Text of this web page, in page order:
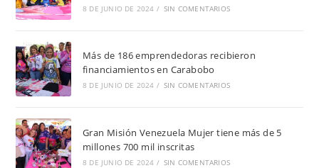
8 DE JUNIO DE 2024 / SIN COMENTARIOS
Más de 186 emprendedoras recibieron
financiamientos en Carabobo
8 DE JUNIO DE 2024 / SIN COMENTARIOS
Gran Misión Venezuela Mujer tiene más de 5
millones 700 mil inscritas
8 DE JUNIO DE 2024 / SIN COMENTARIOS